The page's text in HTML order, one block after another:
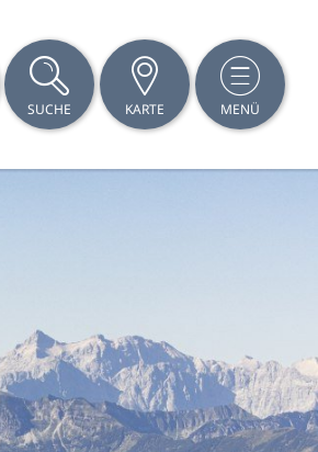
SUCHE KARTE MENÜ